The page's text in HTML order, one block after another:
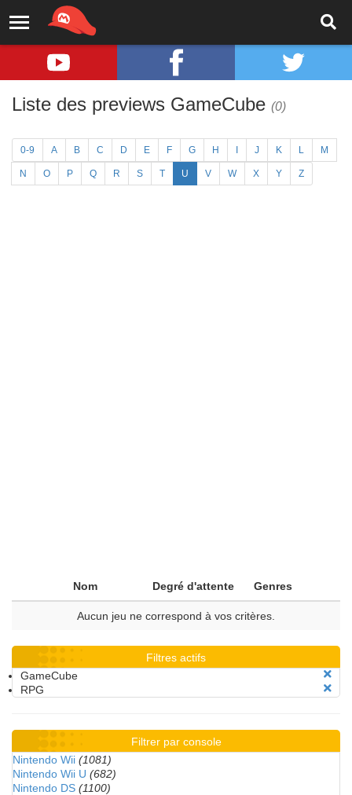
Liste des previews GameCube (0)
0-9 A B C D E F G H J K L M
N O P Q R S T U V W X Y Z
Nom Degré d'attente Genres
Aucun jeu ne correspond à vos critères.
Filtres actifs
GameCube
RPG
Filtrer par console
Nintendo Wii (1081)
Nintendo Wii U (682)
Nintendo DS (1100)